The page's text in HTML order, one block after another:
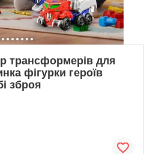
трансформерів для
фігурки героїв
зброя